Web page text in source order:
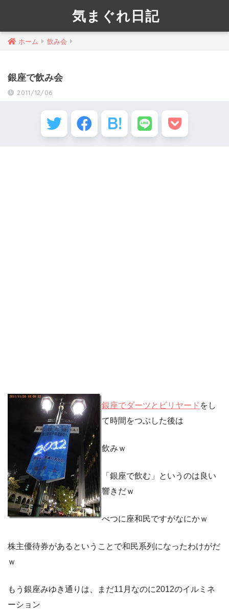
気まぐれ日記
ホーム 飲み会
銀座で飲み会
2011/12/06
銀座でダーツとビリヤード をし
て時間をつぶした後は
飲みｗ
「銀座で飲む」というのは良い
響きだｗ
べつに座和民ですがなにかｗ
株主優待券があるということで和民系列になったわけがだ
ｗ
もう銀座みゆき通りは、まだ11月なのに2012のイルミネ
ーション